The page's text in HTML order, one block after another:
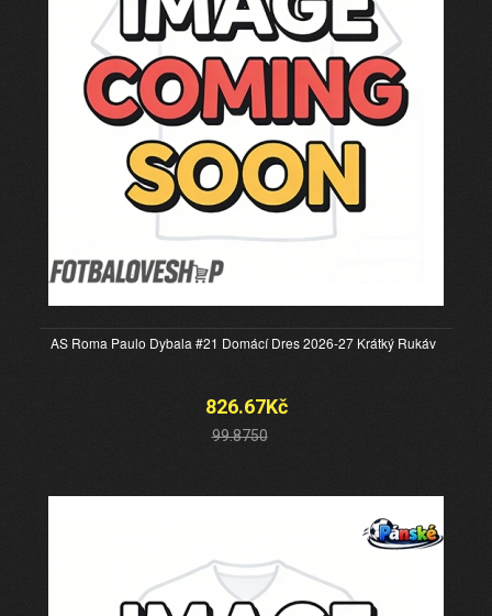
AS Roma Paulo Dybala #21 Domácí Dres 2026-27 Krátký Rukáv
826.67Kč
99.8750